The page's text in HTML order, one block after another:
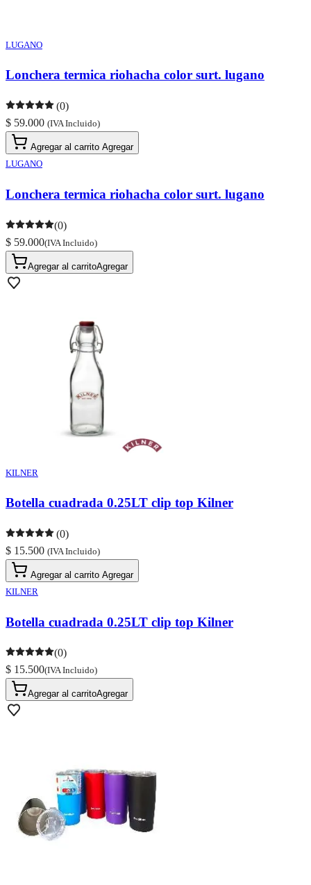
LUGANO
Lonchera termica riohacha color surt. lugano
(0)
$ 59.000 (IVA Incluido)
Agregar al carrito Agregar
LUGANO
Lonchera termica riohacha color surt. lugano
(0)
$ 59.000(IVA Incluido)
Agregar al carritoAgregar
KILNER
Botella cuadrada 0.25LT clip top Kilner
(0)
$ 15.500 (IVA Incluido)
Agregar al carrito Agregar
KILNER
Botella cuadrada 0.25LT clip top Kilner
(0)
$ 15.500(IVA Incluido)
Agregar al carritoAgregar